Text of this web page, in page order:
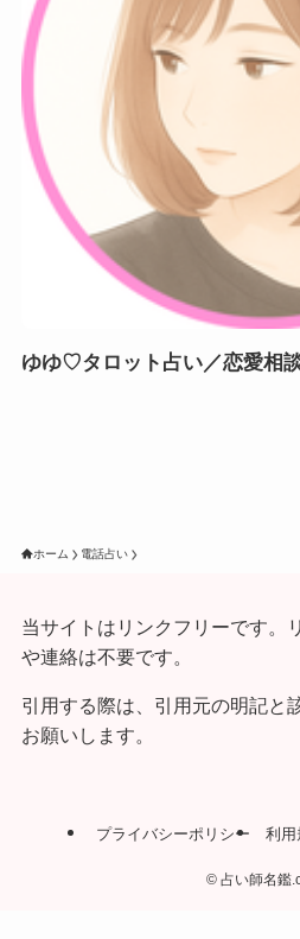
ゆゆ♡タロット占い／恋愛相
ホーム 電話占い
当サイトはリンクフリーです。
や連絡は不要です。
引用する際は、引用元の明記と
お願いします。
プライバシーポリシー 利用
©占い師名鑑